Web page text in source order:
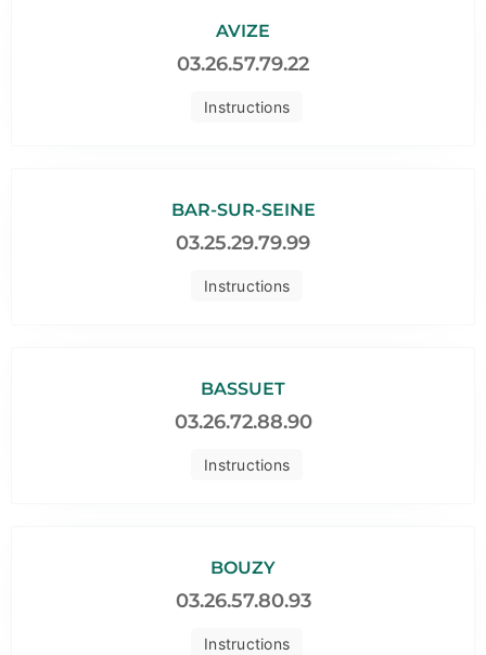
Instructions
AVIZE
03.26.57.79.22
Instructions
BAR-SUR-SEINE
03.25.29.79.99
Instructions
BASSUET
03.26.72.88.90
Instructions
BOUZY
03.26.57.80.93